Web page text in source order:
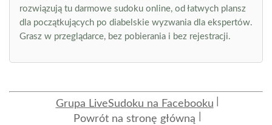
rozwiązują tu darmowe sudoku online, od łatwych plansz
dla początkujących po diabelskie wyzwania dla ekspertów.
Grasz w przeglądarce, bez pobierania i bez rejestracji.
Grupa LiveSudoku na Facebooku
Powrót na stronę główną